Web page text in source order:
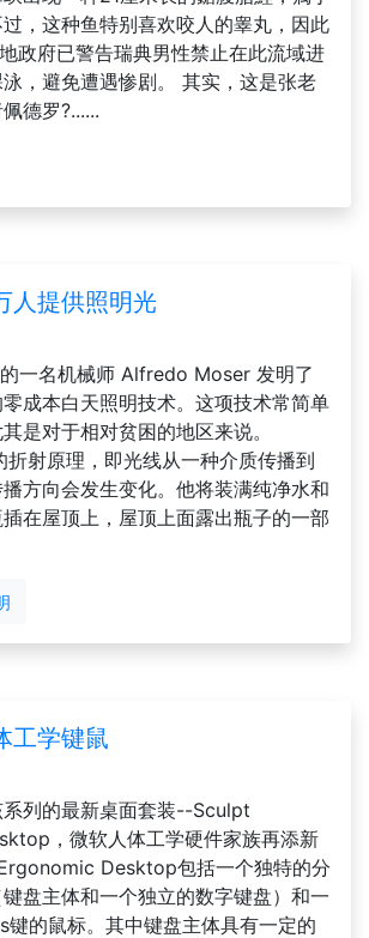
，这种鱼特别喜欢咬人的睾丸，因此
政府已警告瑞典男性禁止在此流域进
，避免遭遇惨剧。 其实，这是张老
德罗?......
人提供照明光
一名机械师 Alfredo Moser 发明了
成本白天照明技术。这项技术常简单
是对于相对贫困的地区来说。
射原理，即光线从一种介质传播到
方向会发生变化。他将装满纯净水和
在屋顶上，屋顶上面露出瓶子的一部
工学键鼠
列的最新桌面套装--Sculpt
，微软人体工学硬件家族再添新
Desktop包括一个独特的分
盘主体和一个独立的数字键盘）和一
的鼠标。其中键盘主体具有一定的